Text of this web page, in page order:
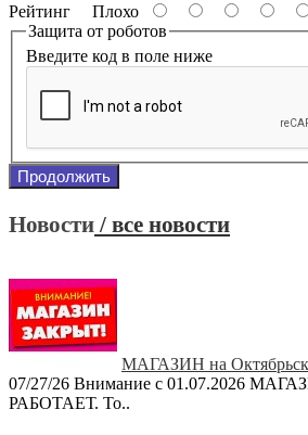
Рейтинг Плохо
Защита от роботов
Введите код в поле ниже
Продолжить
Новости / все новости
МАГАЗИН на
07/27/26 Внимание с 01.07.2026
РАБОТАЕТ. То..